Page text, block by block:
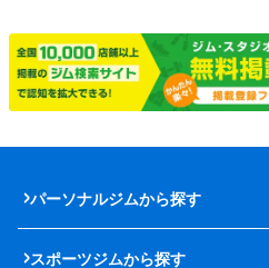
パーソナルジムから探す
スポーツジムから探す